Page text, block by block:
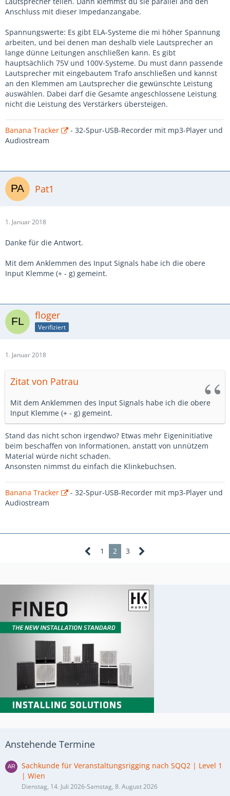
Anschluss mit dieser Impedanzangabe.
Spannungswerte: Es gibt ELA-Systeme die mi höher Spannung
arbeiten, und bei denen man deshalb viele Lautsprecher an
lange dünne Leitungen anschließen kann. Es gibt
hauptsächlich 75V und 100V-Systeme. Du must dann passende
Lautsprecher mit eingebautem Trafo anschließen und kannst
an den Klemmen am Lautsprecher die gewünschte Leistung
auswählen. Dabei darf die Gesamte angeschlossene Leistung
nicht die Leistung des Verstärkers übersteigen.
Banana Tracker
- 32-Spur-USB-Recorder mit mp3-Player und
Audiostream
Pat1
1. Januar 2018
Danke für die Antwort.
Mit dem Anklemmen des Input Signals habe ich die obere
Input Klemme (+ - g) gemeint.
floger
Verifiziert
1. Januar 2018
Zitat von Patrau
Mit dem Anklemmen des Input Signals habe ich die obere
Input Klemme (+ - g) gemeint.
Stand das nicht schon irgendwo? Etwas mehr Eigeninitiative
beim beschaffen von Informationen, anstatt von unnützem
Material würde nicht schaden.
Ansonsten nimmst du einfach die Klinkebuchsen.
Banana Tracker
- 32-Spur-USB-Recorder mit mp3-Player und
Audiostream
1 2 3
Anstehende Termine
Sachkunde für Veranstaltungsrigging nach SQQ2 | Level 1
| Wien
Dienstag, 14. Juli 2026-Samstag, 8. August 2026